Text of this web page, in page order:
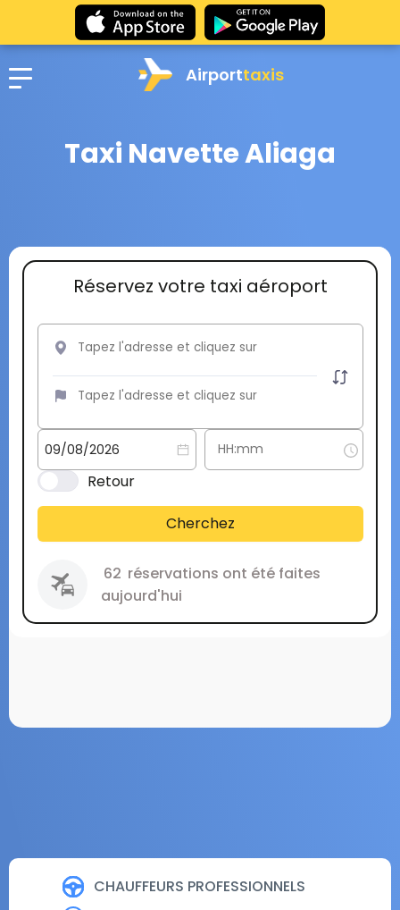
Airporttaxis
Taxi Navette Aliaga
CHAUFFEURS PROFESSIONNELS
Réservez votre taxi aéroport
Retour
Cherchez
62 réservations ont été faites
aujourd'hui